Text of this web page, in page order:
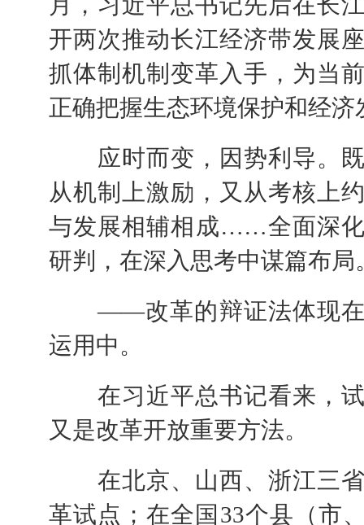
开两次推动长江经济带发展
抓体制机制变革入手，为当
正确把握生态环境保护和经
应时而变，因势利导。既
从机制上激励，又从考核上
与发展相辅相成……全面深
研判，在深入思考中谋篇布局
——改革的辩证法体现在
运用中。
在习近平总书记看来，试
又是改革开放重要方法。
在北京、山西、浙江三省
革试点；在全国33个县（市